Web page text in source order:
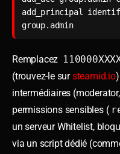
add_principal
group.admin
Remplacez
(trouvez-le sursteamid.io
intermédiaires
permissions sensibles (
un serveur Whitelist,
via un script dédié